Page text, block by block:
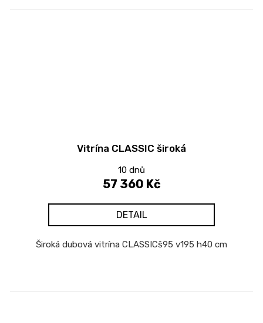
Vitrína CLASSIC široká
10 dnů
57 360 Kč
DETAIL
Široká dubová vitrína CLASSICš95 v195 h40 cm